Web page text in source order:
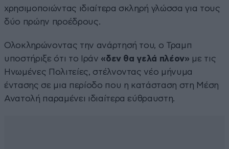
χρησιμοποιώντας ιδιαίτερα σκληρή γλώσσα για τους
δύο πρώην προέδρους.
Ολοκληρώνοντας την ανάρτησή του, ο Τραμπ
υποστήριξε ότι το Ιράν «δεν θα γελά πλέον» με τις
Ηνωμένες Πολιτείες, στέλνοντας νέο μήνυμα
έντασης σε μια περίοδο που η κατάσταση στη Μέση
Ανατολή παραμένει ιδιαίτερα εύθραυστη.